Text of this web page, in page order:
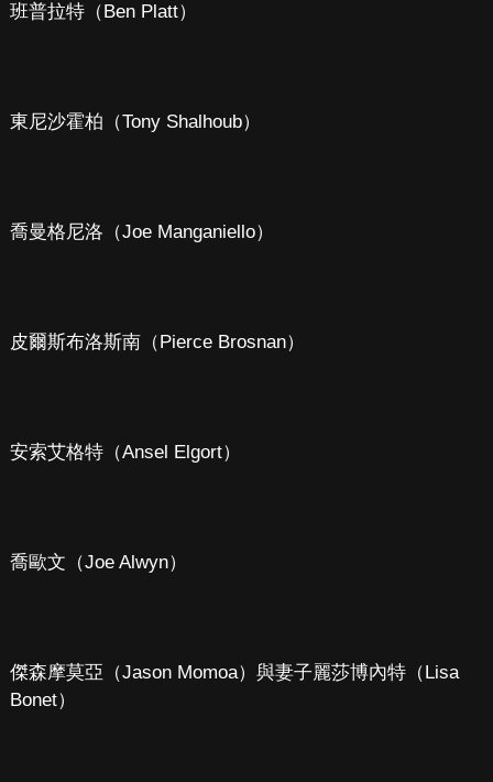
班普拉特（Ben Platt）
東尼沙霍柏（Tony Shalhoub）
喬曼格尼洛（Joe Manganiello）
皮爾斯布洛斯南（Pierce Brosnan）
安索艾格特（Ansel Elgort）
喬歐文（Joe Alwyn）
傑森摩莫亞（Jason Momoa）與妻子麗莎博內特（Lisa
Bonet）